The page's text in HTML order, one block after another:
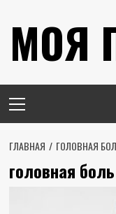
содержимому
МОЯ
меню
ГЛАВНАЯ ГОЛОВНАЯ
головная боль